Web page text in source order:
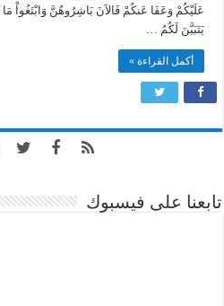
عَلَيْكُمْ وَعَفَا عَنكُمْ فَالآنَ بَاشِرُوهُنَّ وَابْتَغُواْ
يَتَبَيَّنَ لَكُمُ …
أكمل القراءة »
تابعنا على فيسبوك